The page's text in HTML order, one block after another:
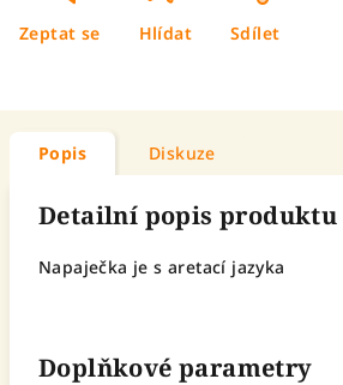
Zeptat se Hlídat Sdílet
Popis Diskuze
Detailní popis produktu
Napaječka je s aretací jazyka
Doplňkové parametry